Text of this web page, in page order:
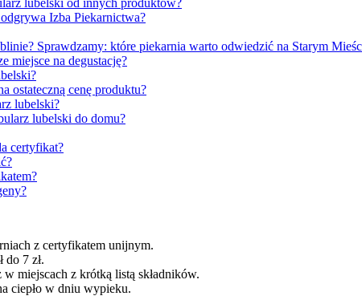
Izba Piekarnictwa?
Sprawdzamy: które piekarnia warto odwiedzić na Starym
miejsce na degustację?
ostateczną cenę produktu?
lubelski?
lubelski do domu?
certyfikat?
z certyfikatem unijnym.
do 7 zł.
miejscach z krótką listą składników.
ciepło w dniu wypieku.